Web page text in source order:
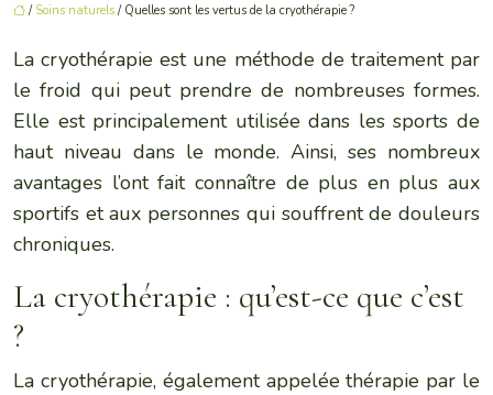
/ Soins naturels / Quelles sont les vertus de la cryothérapie ?
La cryothérapie est une méthode de traitement par
le froid qui peut prendre de nombreuses formes.
Elle est principalement utilisée dans les sports de
haut niveau dans le monde. Ainsi, ses nombreux
avantages l’ont fait connaître de plus en plus aux
sportifs et aux personnes qui souffrent de douleurs
chroniques.
La cryothérapie : qu’est-ce que c’est
?
La cryothérapie, également appelée thérapie par le